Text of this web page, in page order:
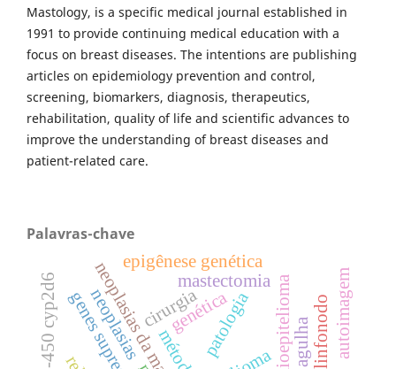
Mastology, is a specific medical journal established in
1991 to provide continuing medical education with a
focus on breast diseases. The intentions are publishing
articles on epidemiology prevention and control,
screening, biomarkers, diagnosis, therapeutics,
rehabilitation, quality of life and scientific advances to
improve the understanding of breast diseases and
patient-related care.
Palavras-chave
mioepitelioma
neoplasias da mama patologia
mastectomia
genética
epigênese genética
autoimagem
cirurgia
neoplasias